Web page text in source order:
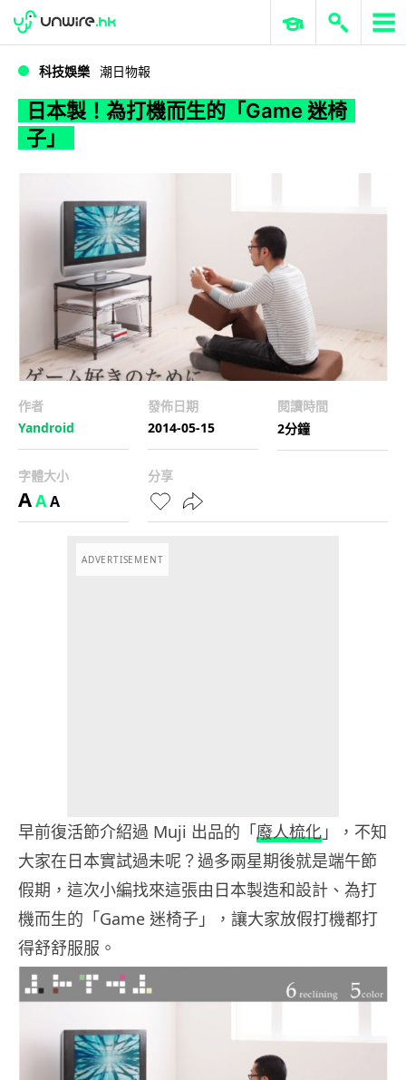
日本製！為打機而生的「Game 迷椅子」
WWDC 2026 ERP 與商業 AI
科技娛樂 潮日物報
日本製！為打機而生的「Game 迷椅
子」
作者
Yandroid
發佈日期
2014-05-15
閱讀時間
2分鐘
字體大小
AAA
分享
ADVERTISEMENT
早前復活節介紹過 Muji 出品的「廢人梳化 」，不知
大家在日本實試過未呢？過多兩星期後就是端午節
假期，這次小編找來這張由日本製造和設計、為打
機而生的「Game 迷椅子」，讓大家放假打機都打
得舒舒服服。